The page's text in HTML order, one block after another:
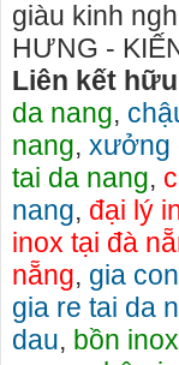
giàu kinh
HƯNG -
Liên kết
da nang,
nang, xưởng
tai da nang,
nang, đại lý
inox tại đà
nẵng, gia
gia re tai da
dau, bồn